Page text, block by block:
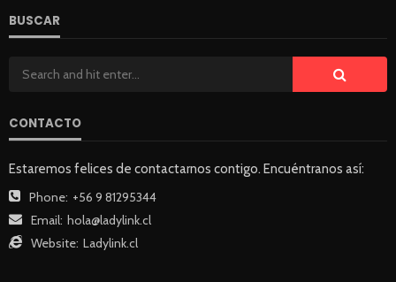
BUSCAR
CONTACTO
Estaremos felices de contactarnos contigo. Encuéntranos así:
Phone: +56 9 81295344
Email: hola@ladylink.cl
Website: Ladylink.cl